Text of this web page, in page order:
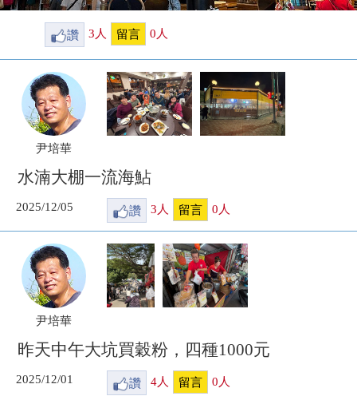
讚 3 人 留言 0 人
尹培華
水湳大棚一流海鮎
2025/12/05 讚 3人 留言 0人
尹培華
昨天中午大坑買穀粉，四種1000元
2025/12/01 讚 4人 留言 0 人